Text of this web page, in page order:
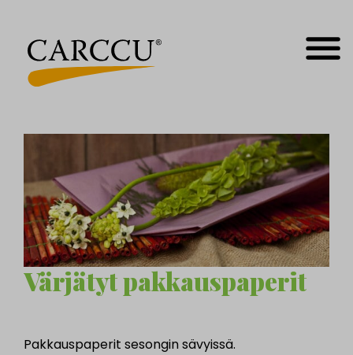
Värjätyt pakkauspaperit
Pakkauspaperit sesongin sävyissä.